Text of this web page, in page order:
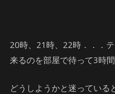
20時、21時、22時．．．
来るのを部屋で待って3時
どうしようかと迷っている